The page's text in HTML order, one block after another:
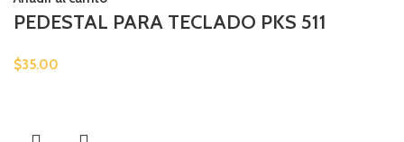
PEDESTAL PARA TECLADO PKS 511
$35.00